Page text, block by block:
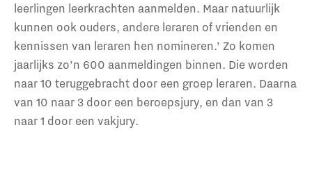
leerlingen leerkrachten aanmelden. Maar natuurlijk
kunnen ook ouders, andere leraren of vrienden en
kennissen van leraren hen nomineren.’ Zo komen
jaarlijks zo’n 600 aanmeldingen binnen. Die worden
naar 10 teruggebracht door een groep leraren. Daarna
van 10 naar 3 door een beroepsjury, en dan van 3
naar 1 door een vakjury.